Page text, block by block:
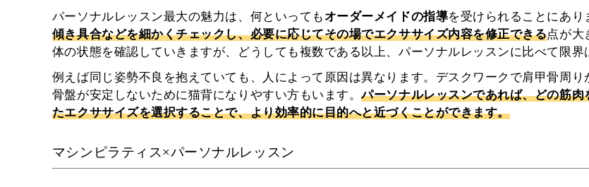
パーソナルレッスン最大の魅力は、何といっても オーダーメイドの指導を受けられることにあり
傾き具合などを細かくチェックし、必要に応じてその場でエクササイズ内容を修正できる点が大
体の状態を確認していきますが、どうしても複数である以上、パーソナルレッスンに比べて限界
例えば同じ姿勢不良を抱えていても、人によって原因は異なります。デスクワークで肩甲骨周
骨盤が安定しないために猫背になりやすい方もいます。パーソナルレッスンであれば、どの筋
たエクササイズを選択することで、より効率的に目的へと近づくことができます。
マシンピラティス×パーソナルレッスン